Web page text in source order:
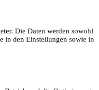
Die Daten werden sowohl
in den Einstellungen sowie in